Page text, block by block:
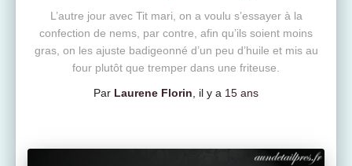
L’autre jour avec Tit mari, on a voulu s’essayer à la
confection de nems, par contre, afin qu’ils soient moins
gras, on les ajuste badigeonné d’un peu d’huile et mis au
four plutôt que tremper dans une friteuse.
Par Laurene Florin , il y a 15 ans